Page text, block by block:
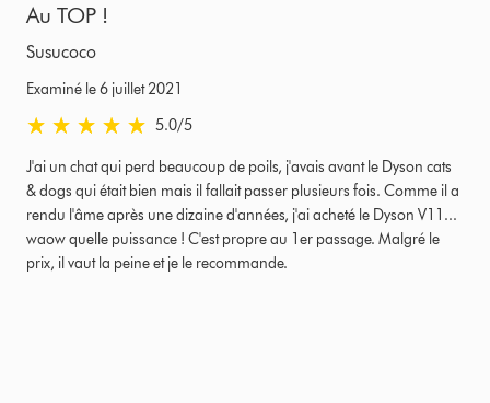
Au TOP !
Susucoco
Examiné le 6 juillet 2021
5.0
stars
out
from
5.0/5
J'ai un chat qui perd beaucoup de poils, j'avais avant le Dyson cats
& dogs qui était bien mais il fallait passer plusieurs fois. Comme il a
rendu l'âme après une dizaine d'années, j'ai acheté le Dyson V11...
waow quelle puissance ! C'est propre au 1er passage. Malgré le
prix, il vaut la peine et je le recommande.